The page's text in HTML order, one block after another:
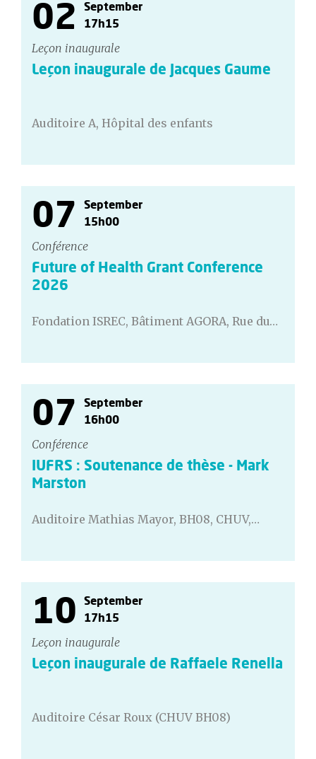
02
September
17h15
Leçon inaugurale
Leçon inaugurale de Jacques Gaume
Auditoire A, Hôpital des enfants
07
September
15h00
Conférence
Future of Health Grant Conference
2026
Fondation ISREC, Bâtiment AGORA, Rue du…
07
September
16h00
Conférence
IUFRS : Soutenance de thèse - Mark
Marston
Auditoire Mathias Mayor, BH08, CHUV,…
10
September
17h15
Leçon inaugurale
Leçon inaugurale de Raffaele Renella
Auditoire César Roux (CHUV BH08)